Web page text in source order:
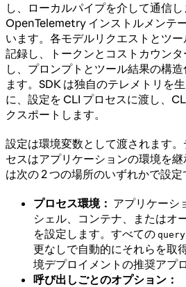
し、ローカルパイプを介して通信
OpenTelemetry インストルメンテ
います。各モデルリクエストとツ
記録し、トークンとコストカウン
し、プロンプトとツール結果の構
ます。SDK は独自のテレメトリを
に、設定を CLI プロセスに渡し、
クスポートします。
設定は環境変数として渡されます
セスはアプリケーションの環境を
は次の 2 つの場所のいずれかで設定
プロセス環境： アプリケーシ
シェル、コンテナ、またはオ
を設定します。すべての
更なしで自動的にそれらを取
境デプロイメントの推奨アプ
呼び出しごとのオプション：